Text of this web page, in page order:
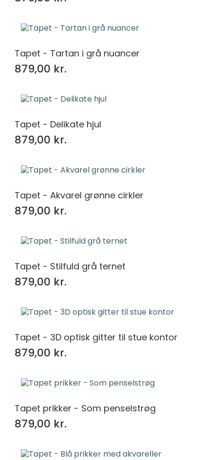
Tapet - Tartan i grå nuancer
879,00 kr.
Tapet - Delikate hjul
879,00 kr.
Tapet - Akvarel grønne cirkler
879,00 kr.
Tapet - Stilfuld grå ternet
879,00 kr.
Tapet - 3D optisk gitter til stue kontor
879,00 kr.
Tapet prikker - Som penselstrøg
879,00 kr.